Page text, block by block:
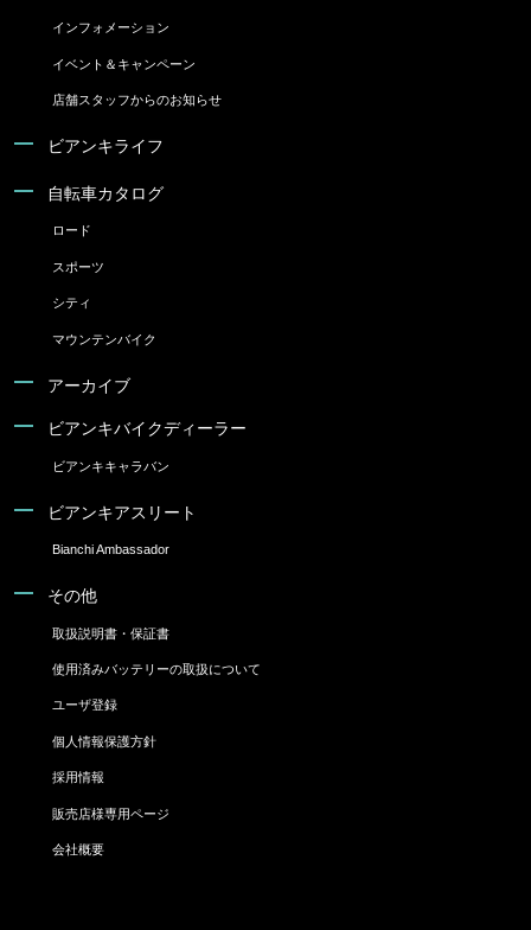
インフォメーション
イベント＆キャンペーン
店舗スタッフからのお知らせ
ビアンキライフ
自転車カタログ
ロード
スポーツ
シティ
マウンテンバイク
アーカイブ
ビアンキバイクディーラー
ビアンキキャラバン
ビアンキアスリート
Bianchi Ambassador
その他
取扱説明書・保証書
使用済みバッテリーの取扱について
ユーザ登録
個人情報保護方針
採用情報
販売店様専用ページ
会社概要